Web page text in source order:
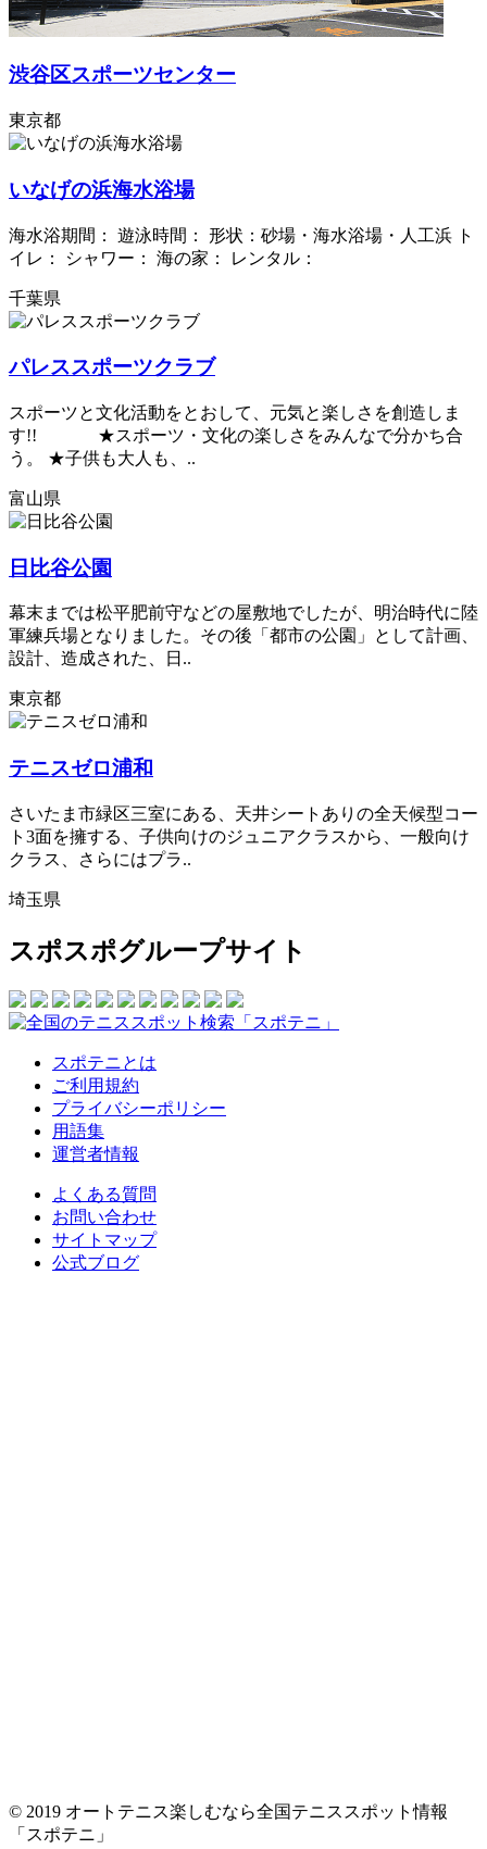
渋谷区スポーツセンター
東京都
いなげの浜海水浴場
海水浴期間： 遊泳時間： 形状：砂場・海水浴場・人工浜 ト
イレ： シャワー： 海の家： レンタル：
千葉県
パレススポーツクラブ
スポーツと文化活動をとおして、元気と楽しさを創造しま
す!! ★スポーツ・文化の楽しさをみんなで分かち合
う。 ★子供も大人も、..
富山県
日比谷公園
幕末までは松平肥前守などの屋敷地でしたが、明治時代に陸
軍練兵場となりました。その後「都市の公園」として計画、
設計、造成された、日..
東京都
テニスゼロ浦和
さいたま市緑区三室にある、天井シートありの全天候型コー
ト3面を擁する、子供向けのジュニアクラスから、一般向け
クラス、さらにはプラ..
埼玉県
スポスポグループサイト
スポテニとは
ご利用規約
プライバシーポリシー
用語集
運営者情報
よくある質問
お問い合わせ
サイトマップ
公式ブログ
© 2019 オートテニス楽しむなら全国テニススポット情報
「スポテニ」